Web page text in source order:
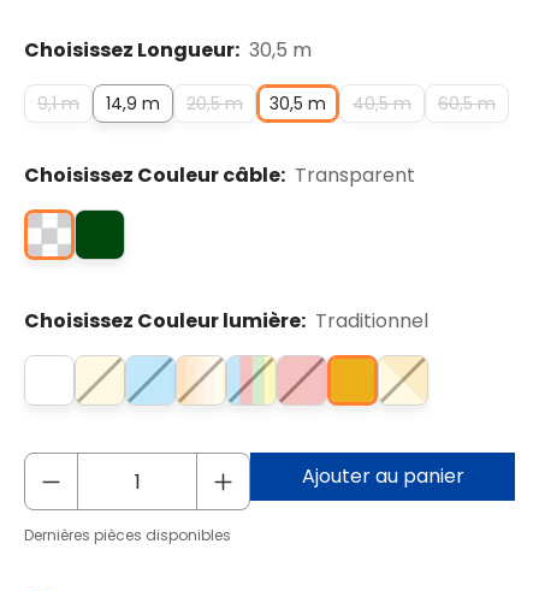
Choisissez Longueur: 30,5 m
9,1 m 14,9 m 20,5 m 30,5 m 40,5 m 60,5 m
Choisissez Couleur câble: Transparent
Choisissez Couleur lumière: Traditionnel
Ajouter au panier
Dernières pièces disponibles